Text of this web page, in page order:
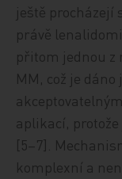
ještě
právě
přitom jednou z
MM, což je
aplikací,
[5–7].
komplexní a